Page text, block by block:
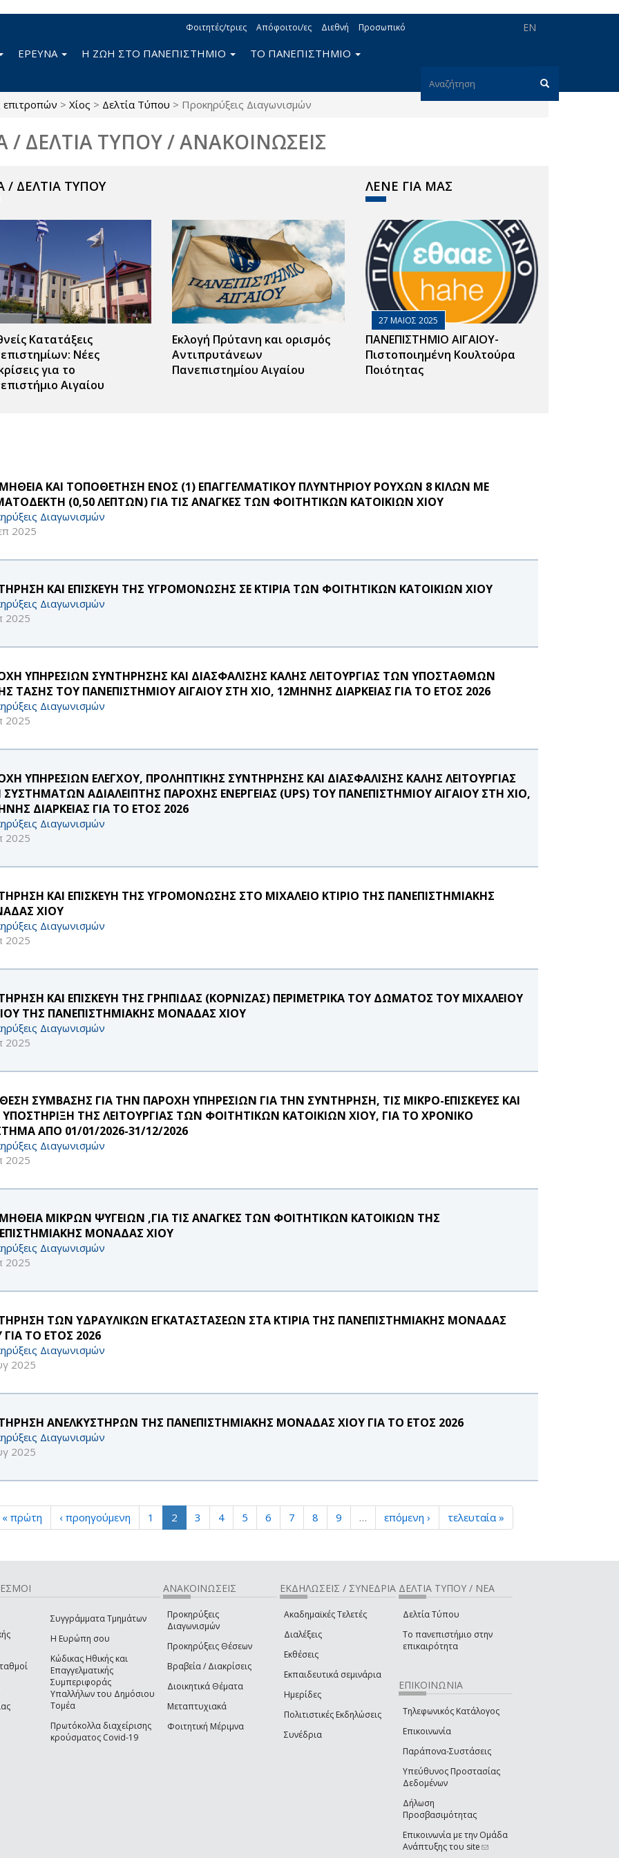
EN
Φοιτητές/τριες Απόφοιτοι/ες Διεθνή Προσωπικό
Φόρμα
ΕΡΕΥΝΑ Η ΖΩΗ ΣΤΟ ΠΑΝΕΠΙΣΤΗΜΙΟ ΤΟ ΠΑΝΕΠΙΣΤΗΜΙΟ
επιτροπών > Χίος > Δελτία Τύπου > Προκηρύξεις Διαγωνισμών
/ ΔΕΛΤΙΑ ΤΥΠΟΥ / ΑΝΑΚΟΙΝΩΣΕΙΣ
/ ΔΕΛΤΙΑ ΤΥΠΟΥ
Κατατάξεις
Νέες
για το
Αιγαίου
Εκλογή Πρύτανη και ορισμός
Αντιπρυτάνεων
Πανεπιστημίου Αιγαίου
ΛΕΝΕ ΓΙΑ ΜΑΣ
27 ΜΑΙΟΣ 2025
ΠΑΝΕΠΙΣΤΗΜΙΟ ΑΙΓΑΙΟΥ-
Πιστοποιημένη Κουλτούρα
Ποιότητας
ΚΑΙ ΤΟΠΟΘΕΤΗΣΗ ΕΝΟΣ (1) ΕΠΑΓΓΕΛΜΑΤΙΚΟΥ ΠΛΥΝΤΗΡΙΟΥ ΡΟΥΧΩΝ 8 ΚΙΛΩΝ ΜΕ
(0,50 ΛΕΠΤΩΝ) ΓΙΑ ΤΙΣ ΑΝΑΓΚΕΣ ΤΩΝ ΦΟΙΤΗΤΙΚΩΝ ΚΑΤΟΙΚΙΩΝ ΧΙΟΥ
Διαγωνισμών
2025
ΚΑΙ ΕΠΙΣΚΕΥΗ ΤΗΣ ΥΓΡΟΜΟΝΩΣΗΣ ΣΕ ΚΤΙΡΙΑ ΤΩΝ ΦΟΙΤΗΤΙΚΩΝ ΚΑΤΟΙΚΙΩΝ ΧΙΟΥ
Διαγωνισμών
2025
ΥΠΗΡΕΣΙΩΝ ΣΥΝΤΗΡΗΣΗΣ ΚΑΙ ΔΙΑΣΦΑΛΙΣΗΣ ΚΑΛΗΣ ΛΕΙΤΟΥΡΓΙΑΣ ΤΩΝ ΥΠΟΣΤΑΘΜΩΝ
ΤΑΣΗΣ ΤΟΥ ΠΑΝΕΠΙΣΤΗΜΙΟΥ ΑΙΓΑΙΟΥ ΣΤΗ ΧΙΟ, 12ΜΗΝΗΣ ΔΙΑΡΚΕΙΑΣ ΓΙΑ ΤΟ ΕΤΟΣ 2026
Διαγωνισμών
2025
ΥΠΗΡΕΣΙΩΝ ΕΛΕΓΧΟΥ, ΠΡΟΛΗΠΤΙΚΗΣ ΣΥΝΤΗΡΗΣΗΣ ΚΑΙ ΔΙΑΣΦΑΛΙΣΗΣ ΚΑΛΗΣ ΛΕΙΤΟΥΡΓΙΑΣ
ΑΔΙΑΛΕΙΠΤΗΣ ΠΑΡΟΧΗΣ ΕΝΕΡΓΕΙΑΣ (UPS) ΤΟΥ ΠΑΝΕΠΙΣΤΗΜΙΟΥ ΑΙΓΑΙΟΥ ΣΤΗ ΧΙΟ,
ΔΙΑΡΚΕΙΑΣ ΓΙΑ ΤΟ ΕΤΟΣ 2026
Διαγωνισμών
2025
ΚΑΙ ΕΠΙΣΚΕΥΗ ΤΗΣ ΥΓΡΟΜΟΝΩΣΗΣ ΣΤΟ ΜΙΧΑΛΕΙΟ ΚΤΙΡΙΟ ΤΗΣ ΠΑΝΕΠΙΣΤΗΜΙΑΚΗΣ
ΧΙΟΥ
Διαγωνισμών
2025
ΚΑΙ ΕΠΙΣΚΕΥΗ ΤΗΣ ΓΡΗΠΙΔΑΣ (ΚΟΡΝΙΖΑΣ) ΠΕΡΙΜΕΤΡΙΚΑ ΤΟΥ ΔΩΜΑΤΟΣ ΤΟΥ ΜΙΧΑΛΕΙΟΥ
ΤΗΣ ΠΑΝΕΠΙΣΤΗΜΙΑΚΗΣ ΜΟΝΑΔΑΣ ΧΙΟΥ
Διαγωνισμών
2025
ΣΥΜΒΑΣΗΣ ΓΙΑ ΤΗΝ ΠΑΡΟΧΗ ΥΠΗΡΕΣΙΩΝ ΓΙΑ ΤΗΝ ΣΥΝΤΗΡΗΣΗ, ΤΙΣ ΜΙΚΡΟ-ΕΠΙΣΚΕΥΕΣ ΚΑΙ
ΤΗΣ ΛΕΙΤΟΥΡΓΙΑΣ ΤΩΝ ΦΟΙΤΗΤΙΚΩΝ ΚΑΤΟΙΚΙΩΝ ΧΙΟΥ, ΓΙΑ ΤΟ ΧΡΟΝΙΚΟ
ΑΠΟ 01/01/2026-31/12/2026
Διαγωνισμών
2025
ΜΙΚΡΩΝ ΨΥΓΕΙΩΝ ,ΓΙΑ ΤΙΣ ΑΝΑΓΚΕΣ ΤΩΝ ΦΟΙΤΗΤΙΚΩΝ ΚΑΤΟΙΚΙΩΝ ΤΗΣ
ΜΟΝΑΔΑΣ ΧΙΟΥ
Διαγωνισμών
2025
ΤΩΝ ΥΔΡΑΥΛΙΚΩΝ ΕΓΚΑΤΑΣΤΑΣΕΩΝ ΣΤΑ ΚΤΙΡΙΑ ΤΗΣ ΠΑΝΕΠΙΣΤΗΜΙΑΚΗΣ ΜΟΝΑΔΑΣ
ΓΙΑ ΤΟ ΕΤΟΣ 2026
Διαγωνισμών
2025
ΑΝΕΛΚΥΣΤΗΡΩΝ ΤΗΣ ΠΑΝΕΠΙΣΤΗΜΙΑΚΗΣ ΜΟΝΑΔΑΣ ΧΙΟΥ ΓΙΑ ΤΟ ΕΤΟΣ 2026
Διαγωνισμών
2025
« πρώτη ‹ προηγούμενη 1 2 3 4 5 6 7 8 9 … επόμενη › τελευταία »
Συγγράμματα Τμημάτων
Η Ευρώπη σου
Κώδικας Ηθικής και
Επαγγελματικής
Συμπεριφοράς
Υπαλλήλων του Δημόσιου
Τομέα
Πρωτόκολλα διαχείρισης
κρούσματος Covid-19
ΑΝΑΚΟΙΝΩΣΕΙΣ
Προκηρύξεις
Διαγωνισμών
Προκηρύξεις Θέσεων
Βραβεία / Διακρίσεις
Διοικητικά Θέματα
Μεταπτυχιακά
Φοιτητική Μέριμνα
ΕΚΔΗΛΩΣΕΙΣ / ΣΥΝΕΔΡΙΑ
Ακαδημαϊκές Τελετές
Διαλέξεις
Εκθέσεις
Εκπαιδευτικά σεμινάρια
Ημερίδες
Πολιτιστικές Εκδηλώσεις
Συνέδρια
ΔΕΛΤΙΑ ΤΥΠΟΥ / ΝΕΑ
Δελτία Τύπου
Το πανεπιστήμιο στην
επικαιρότητα
ΕΠΙΚΟΙΝΩΝΙΑ
Τηλεφωνικός Κατάλογος
Επικοινωνία
Παράπονα-Συστάσεις
Υπεύθυνος Προστασίας
Δεδομένων
Δήλωση
Προσβασιμότητας
Επικοινωνία με την Ομάδα
Ανάπτυξης του site(link sends e-mail)